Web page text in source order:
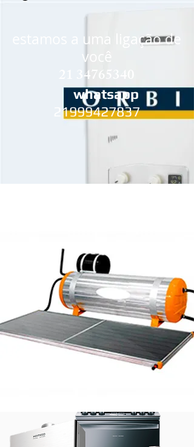
estamos a uma ligação de
você
21 34765340
whatsapp
21999427837